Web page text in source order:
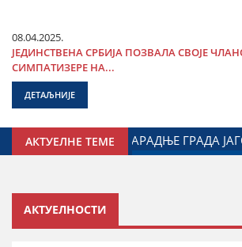
08.04.2025.
ЈЕДИНСТВЕНА СРБИЈА ПОЗВАЛА СВОЈЕ
СИМПАТИЗЕРЕ НА...
ДЕТАЉНИЈЕ
АКТУЕЛНЕ ТЕМЕ
ДИЈАСПОРОМ ДАЛИБОР
АКТУЕЛНОСТИ